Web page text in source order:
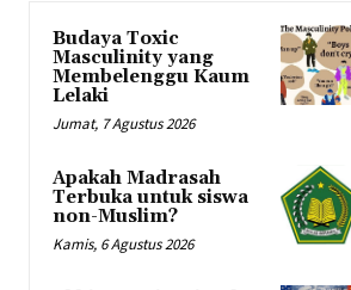
Budaya Toxic
Masculinity yang
Membelenggu Kaum
Lelaki
Jumat, 7 Agustus 2026
Apakah Madrasah
Terbuka untuk siswa
non-Muslim?
Kamis, 6 Agustus 2026